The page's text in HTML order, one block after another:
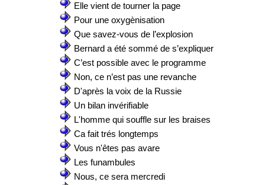
Elle vient de tourner la page
Pour une oxygènisation
Que savez-vous de l’explosion
Bernard a été sommé de s’expliquer
C’est possible avec le programme
Non, ce n’est pas une revanche
D'après la voix de la Russie
Un bilan invérifiable
L'homme qui souffle sur les braises
Ca fait trés longtemps
Vous n'êtes pas avare
Les funambules
Nous, ce sera mercredi